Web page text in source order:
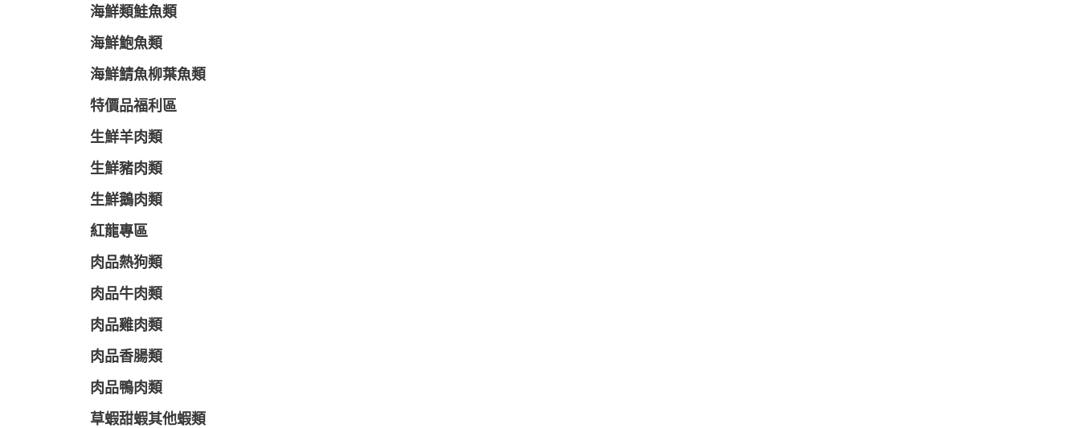
海鮮類鮭魚類
海鮮鮑魚類
海鮮鯖魚柳葉魚類
特價品福利區
生鮮羊肉類
生鮮豬肉類
生鮮鵝肉類
紅龍專區
肉品熱狗類
肉品牛肉類
肉品雞肉類
肉品香腸類
肉品鴨肉類
草蝦甜蝦其他蝦類